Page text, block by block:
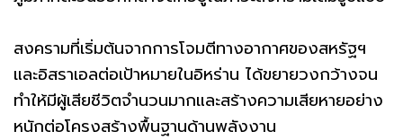
สงครามที่เริ่มต้นจากการโจมตีทางอากาศของสหรัฐฯ
และอิสราเอลต่อเป้าหมายในอิหร่าน ได้ขยายวงกว้างจน
ทำให้มีผู้เสียชีวิตจำนวนมากและสร้างความเสียหายอย่าง
หนักต่อโครงสร้างพื้นฐานด้านพลังงาน